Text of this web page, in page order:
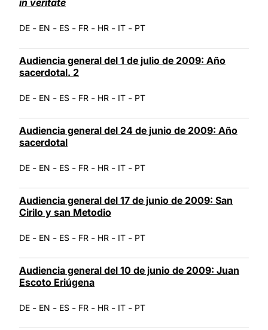
DE - EN - ES - FR - HR - IT - PT
Audiencia general del 1 de julio de 2009: Año
sacerdotal. 2
DE - EN - ES - FR - HR - IT - PT
Audiencia general del 24 de junio de 2009: Año
sacerdotal
DE - EN - ES - FR - HR - IT - PT
Audiencia general del 17 de junio de 2009: San
Cirilo y san Metodio
DE - EN - ES - FR - HR - IT - PT
Audiencia general del 10 de junio de 2009: Juan
Escoto Eriúgena
DE - EN - ES - FR - HR - IT - PT